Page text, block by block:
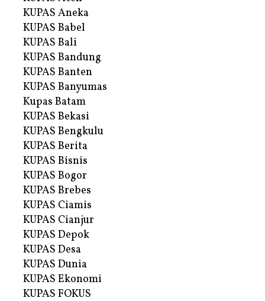
KUPAS Aneka
KUPAS Babel
KUPAS Bali
KUPAS Bandung
KUPAS Banten
KUPAS Banyumas
Kupas Batam
KUPAS Bekasi
KUPAS Bengkulu
KUPAS Berita
KUPAS Bisnis
KUPAS Bogor
KUPAS Brebes
KUPAS Ciamis
KUPAS Cianjur
KUPAS Depok
KUPAS Desa
KUPAS Dunia
KUPAS Ekonomi
KUPAS FOKUS